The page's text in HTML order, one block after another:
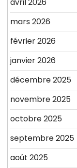
mars 2026
février 2026
janvier 2026
décembre 2025
novembre 2025
octobre 2025
septembre 2025
août 2025